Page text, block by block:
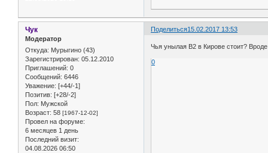
Поделиться15.02.2017 13:53
Чук
Модератор
Откуда: Мурыгино (43)
Зарегистрирован: 05.12.2010
Приглашений: 0
Сообщений: 6446
Уважение: [+44/-1]
Позитив: [+28/-2]
Пол: Мужской
Возраст: 58 [1967-12-02]
Провел на форуме:
6 месяцев 1 день
Последний визит:
04.08.2026 06:50
Чья унылая В2 в Кирове стоит?
0